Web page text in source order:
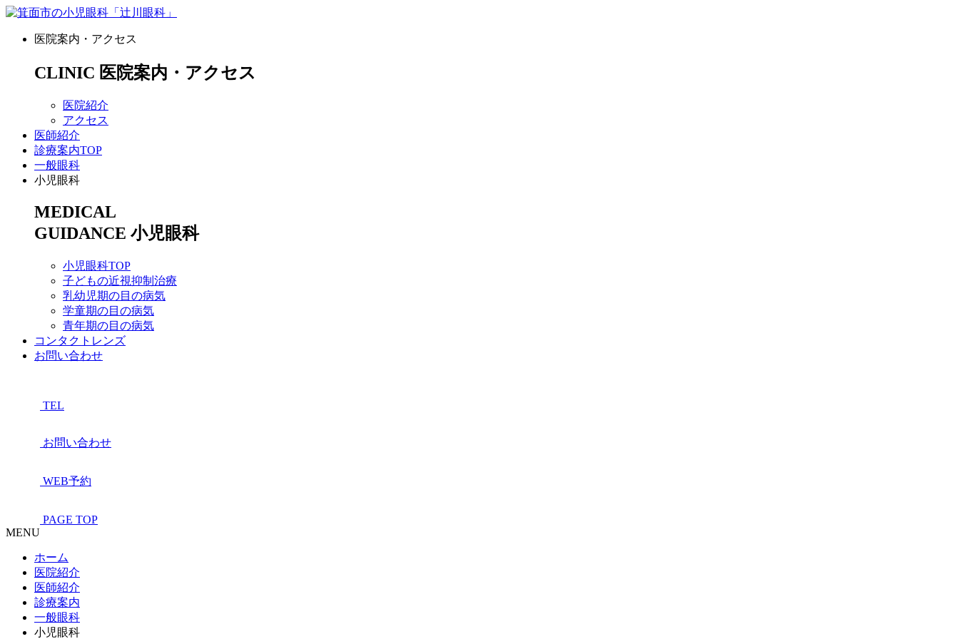
医院案内・アクセス
CLINIC 医院案内・アクセス
医院紹介
アクセス
医師紹介
診療案内TOP
一般眼科
小児眼科
MEDICAL
GUIDANCE 小児眼科
小児眼科TOP
子どもの近視抑制治療
乳幼児期の目の病気
学童期の目の病気
青年期の目の病気
コンタクトレンズ
お問い合わせ
TEL
お問い合わせ
WEB予約
PAGE TOP
MENU
ホーム
医院紹介
医師紹介
診療案内
一般眼科
小児眼科